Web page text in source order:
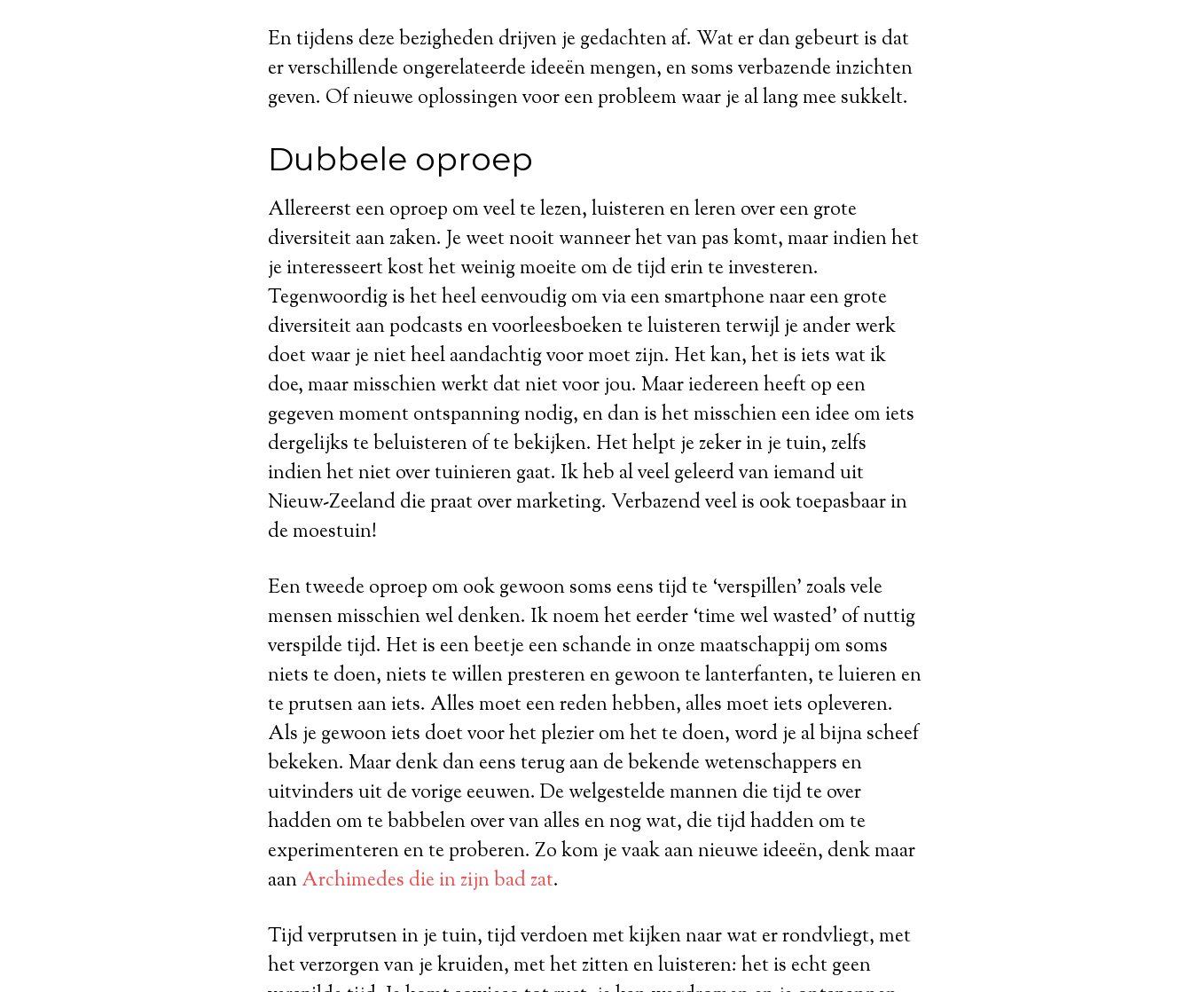
En tijdens deze bezigheden drijven je gedachten af. Wat er dan gebeurt is dat
er verschillende ongerelateerde ideeën mengen, en soms verbazende inzichten
geven. Of nieuwe oplossingen voor een probleem waar je al lang mee sukkelt.
Dubbele oproep
Allereerst een oproep om veel te lezen, luisteren en leren over een grote
diversiteit aan zaken. Je weet nooit wanneer het van pas komt, maar indien het
je interesseert kost het weinig moeite om de tijd erin te investeren.
Tegenwoordig is het heel eenvoudig om via een smartphone naar een grote
diversiteit aan podcasts en voorleesboeken te luisteren terwijl je ander werk
doet waar je niet heel aandachtig voor moet zijn. Het kan, het is iets wat ik
doe, maar misschien werkt dat niet voor jou. Maar iedereen heeft op een
gegeven moment ontspanning nodig, en dan is het misschien een idee om iets
dergelijks te beluisteren of te bekijken. Het helpt je zeker in je tuin, zelfs
indien het niet over tuinieren gaat. Ik heb al veel geleerd van iemand uit
Nieuw-Zeeland die praat over marketing. Verbazend veel is ook toepasbaar in
de moestuin!
Een tweede oproep om ook gewoon soms eens tijd te ‘verspillen’ zoals vele
mensen misschien wel denken. Ik noem het eerder ‘time wel wasted’ of nuttig
verspilde tijd. Het is een beetje een schande in onze maatschappij om soms
niets te doen, niets te willen presteren en gewoon te lanterfanten, te luieren en
te prutsen aan iets. Alles moet een reden hebben, alles moet iets opleveren.
Als je gewoon iets doet voor het plezier om het te doen, word je al bijna scheef
bekeken. Maar denk dan eens terug aan de bekende wetenschappers en
uitvinders uit de vorige eeuwen. De welgestelde mannen die tijd te over
hadden om te babbelen over van alles en nog wat, die tijd hadden om te
experimenteren en te proberen. Zo kom je vaak aan nieuwe ideeën, denk maar
aanArchimedes die in zijn bad zat.
Tijd verprutsen in je tuin, tijd verdoen met kijken naar wat er rondvliegt, met
het verzorgen van je kruiden, met het zitten en luisteren: het is echt geen